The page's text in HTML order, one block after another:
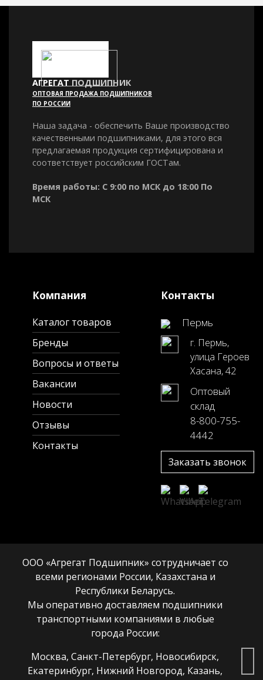
АГРЕГАТ ПОДШИПНИК
ОПТОВАЯ ПРОДАЖА ПОДШИПНИКОВ
ПО РОССИИ
Наша задача - обеспечить Ваше производство
качественными подшипниками, для этого вся
предлагаемая продукция сертифицирована и
соответствует российским ГОСТам.
Время работы: С 9:00 по МСК до 18:00 По
МСК
Компания
Каталог товаров
Бренды
Вопросы и ответы
Вакансии
Новости
Отзывы
Контакты
Контакты
Пермь
г. Пермь,
улица Героев
Хасана, 42
Оптовый
склад
8-800-755-
4442
Заказать звонок
ООО «Агрегат Подшипник» сотрудничает со
всеми регионами России, Казахстана и
Республики Беларусь.
Мы оперативно доставляем подшипники
транспортными компаниями в любые
города России:
Москва, Санкт-Петербург, Новосибирск,
Екатеринбург, Нижний Новгород, Казань,